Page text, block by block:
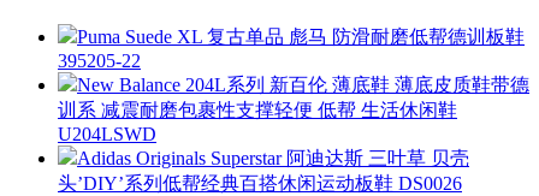
Puma Suede XL 复古单品 彪马 防滑耐磨低帮德训板鞋
395205-22
New Balance 204L系列 新百伦 薄底鞋 薄底皮质鞋带德
训系 减震耐磨包裹性支撑轻便 低帮 生活休闲鞋
U204LSWD
Adidas Originals Superstar 阿迪达斯 三叶草 贝壳
头’DIY’系列低帮经典百搭休闲运动板鞋 DS0026